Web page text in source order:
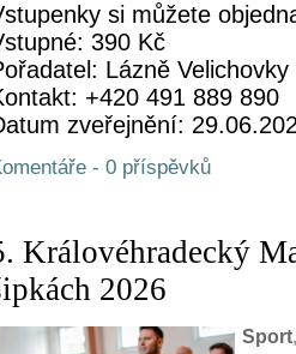
si můžete
390 Kč
Lázně Velichovky
+420 491 889 890
zveřejnění:
- 0 příspěvků
Královéhradecký
2026
Sport